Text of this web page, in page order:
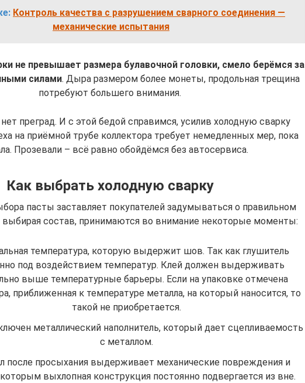
Контроль качества с разрушением сварного соединения —
механические испытания
не превышает размера булавочной головки, смело берёмся за
силами. Дыра размером более монеты, продольная трещина
потребуют большего внимания.
преград. И с этой бедой справимся, усилив холодную сварку
на приёмной трубе коллектора требует немедленных мер, пока
Прозевали – всё равно обойдёмся без автосервиса.
Как выбрать холодную сварку
пасты заставляет покупателей задумываться о правильном
состав, принимаются во внимание некоторые моменты:
температура, которую выдержит шов. Так как глушитель
под воздействием температур. Клей должен выдерживать
выше температурные барьеры. Если на упаковке отмечена
приближенная к температуре металла, на который наносится, то
такой не приобретается.
металлический наполнитель, который дает сцепливаемость
с металлом.
после просыхания выдерживает механические повреждения и
которым выхлопная конструкция постоянно подвергается из вне.